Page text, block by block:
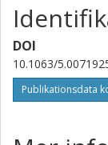
DOI
10.1063/
Publikationsdata